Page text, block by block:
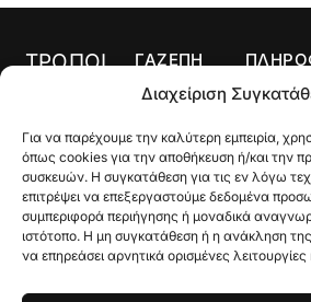
Διαχείριση
Για να παρέχουμε την καλύτερη εμπειρία,
όπως cookies για την αποθήκευση ή/και την
συσκευών. Η συγκατάθεση για τις εν λόγω
επιτρέψει να επεξεργαστούμε δεδομένα
συμπεριφορά περιήγησης ή μοναδικά
ιστότοπο. Η μη συγκατάθεση ή η ανάκληση
να επηρεάσει αρνητικά ορισμένες
ΤΡΟΠΟΙ
ΠΛΗΡΩΜΗΣ
ΓΑΖΕΠΗ
λογαριασμός
μου
Κατάστημα
Ποιοι Είμαστε
Gallery
Τρόποι
Πολιτική